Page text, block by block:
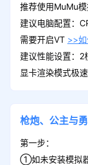
推荐使用MuMu
建议电脑配置：
需要开启VT >>
建议性能设置：2
显卡渲染模式极
枪炮、公主与
第一步：
①如未安装模拟